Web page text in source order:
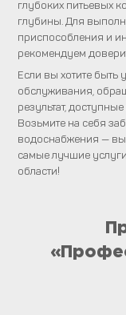
глубоких питьевых
глубины. Для
приспособления и
рекомендуем
Если вы хотите быть
обслуживания,
результат,
Возьмите на себя
водоснабжения —
самые лучшие
области!